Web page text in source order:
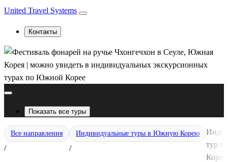
United Travel Systems
Контакты
Показать все туры
Все направления
/
Индивидуальные туры в Южную Корею
/
тур